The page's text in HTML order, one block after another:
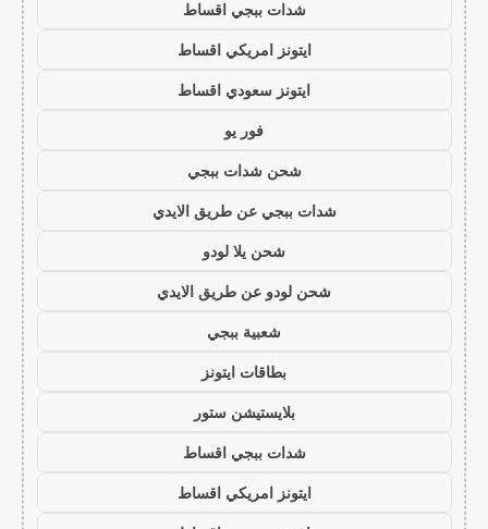
شدات ببجي اقساط
ايتونز امريكي اقساط
ايتونز سعودي اقساط
فور يو
شحن شدات ببجي
شدات ببجي عن طريق الايدي
شحن يلا لودو
شحن لودو عن طريق الايدي
شعبية ببجي
بطاقات ايتونز
بلايستيشن ستور
شدات ببجي اقساط
ايتونز امريكي اقساط